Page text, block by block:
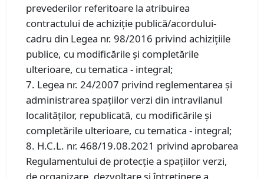
prevederilor referitoare la atribuirea
contractului de achiziţie publică/acordului-
cadru din Legea nr. 98/2016 privind achiziţiile
publice, cu modificările și completările
ulterioare, cu tematica - integral;
7. Legea nr. 24/2007 privind reglementarea şi
administrarea spaţiilor verzi din intravilanul
localităţilor, republicată, cu modificările și
completările ulterioare, cu tematica - integral;
8. H.C.L. nr. 468/19.08.2021 privind aprobarea
Regulamentului de protecţie a spaţiilor verzi,